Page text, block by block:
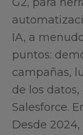
IA, a
puntos:
campañas,
de los
Salesforce.
Desde 2024,